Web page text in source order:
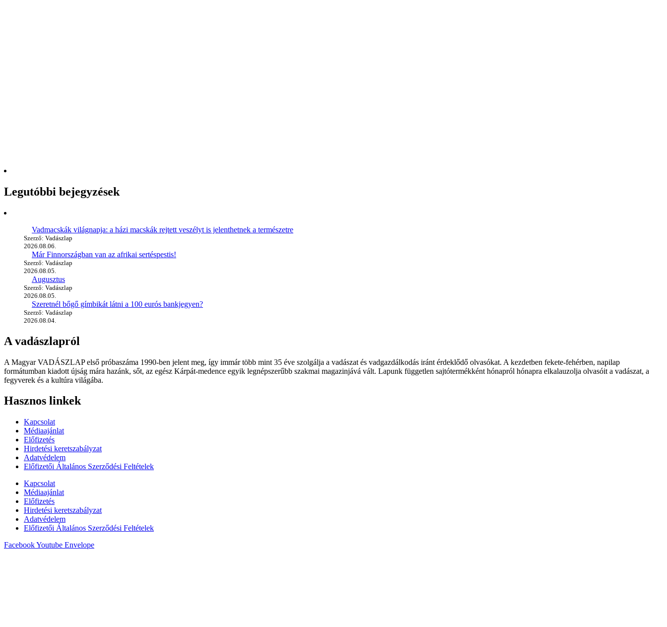
Legutóbbi bejegyzések
Vadmacskák világnapja: a házi macskák rejtett veszélyt is jelenthetnek a természetre
Szerző: Vadászlap
2026.08.06.
Már Finnországban van az afrikai sertéspestis!
Szerző: Vadászlap
2026.08.05.
Augusztus
Szerző: Vadászlap
2026.08.05.
Szeretnél bőgő gímbikát látni a 100 eurós bankjegyen?
Szerző: Vadászlap
2026.08.04.
A vadászlapról
A Magyar VADÁSZLAP első próbaszáma 1990-ben jelent meg, így immár több mint 35 éve szolgálja a vadászat és vadgazdálkodás iránt érdeklődő olvasókat. A kezdetben fekete-fehérben, napilap
formátumban kiadott újság mára hazánk, sőt, az egész Kárpát-medence egyik legnépszerűbb szakmai magazinjává vált. Lapunk független sajtótermékként hónapról hónapra elkalauzolja olvasóit a vadászat, a
fegyverek és a kultúra világába.
Hasznos linkek
Kapcsolat
Médiaajánlat
Előfizetés
Hirdetési keretszabályzat
Adatvédelem
Előfizetői Általános Szerződési Feltételek
Kapcsolat
Médiaajánlat
Előfizetés
Hirdetési keretszabályzat
Adatvédelem
Előfizetői Általános Szerződési Feltételek
FacebookYoutube Envelope